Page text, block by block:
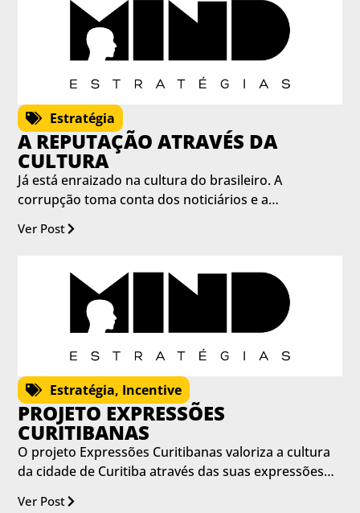
Estratégia
A REPUTAÇÃO ATRAVÉS DA
CULTURA
Já está enraizado na cultura do brasileiro. A
corrupção toma conta dos noticiários e a…
Ver Post
Estratégia, Incentive
PROJETO EXPRESSÕES
CURITIBANAS
O projeto Expressões Curitibanas valoriza a cultura
da cidade de Curitiba através das suas expressões…
Ver Post